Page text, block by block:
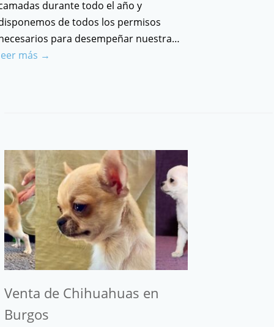
durante todo el año y
de todos los permisos
para desempeñar nuestra…
más →
Venta de Chihuahuas en
Burgos